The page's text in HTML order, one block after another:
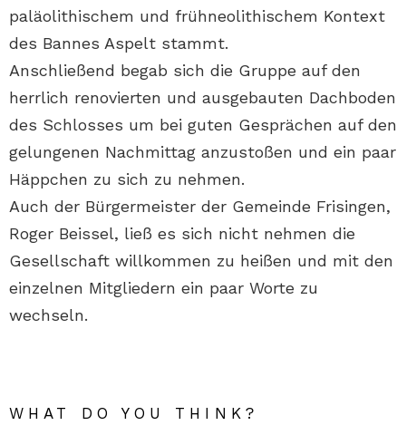
paläolithischem und frühneolithischem Kontext
des Bannes Aspelt stammt.
Anschließend begab sich die Gruppe auf den
herrlich renovierten und ausgebauten Dachboden
des Schlosses um bei guten Gesprächen auf den
gelungenen Nachmittag anzustoßen und ein paar
Häppchen zu sich zu nehmen.
Auch der Bürgermeister der Gemeinde Frisingen,
Roger Beissel, ließ es sich nicht nehmen die
Gesellschaft willkommen zu heißen und mit den
einzelnen Mitgliedern ein paar Worte zu
wechseln.
WHAT DO YOU THINK?